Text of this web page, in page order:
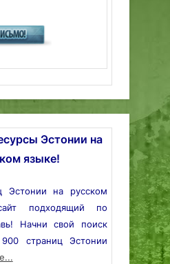
Эстонии на
языке!
Эстонии на русском
подходящий по
Начни свой поиск
страниц Эстонии